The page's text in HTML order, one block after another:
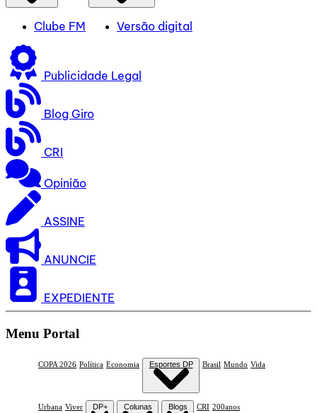
Clube FM Versão digital
Publicidade Legal
Blog Giro
CRI
Opinião
ASSINE
ANUNCIE
EXPEDIENTE
Menu Portal
COPA 2026 Política Economia Esportes DP Brasil Mundo Vida
Urbana Viver DP+ Colunas Blogs CRI 200anos